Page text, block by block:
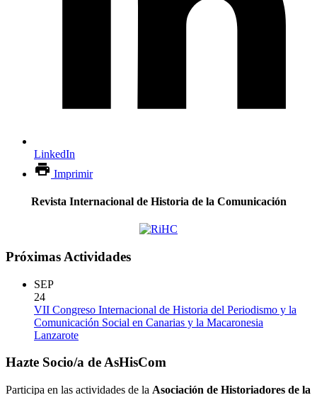
LinkedIn
Imprimir
Revista Internacional de Historia de la Comunicación
Próximas Actividades
SEP
24
VII Congreso Internacional de Historia del Periodismo y la
Comunicación Social en Canarias y la Macaronesia
Lanzarote
Hazte Socio/a de AsHisCom
Participa en las actividades de la Asociación de Historiadores de la